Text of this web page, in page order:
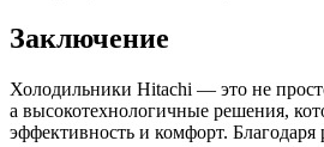
Заключение
Холодильники Hitachi — это не
а высокотехнологичные решения,
эффективность и комфорт.